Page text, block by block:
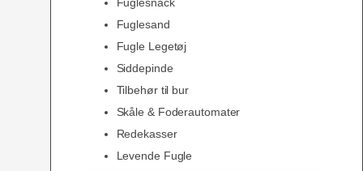
Fuglesand
Fugle Legetøj
Siddepinde
Tilbehør til bur
Skåle & Foderautomater
Redekasser
Levende Fugle